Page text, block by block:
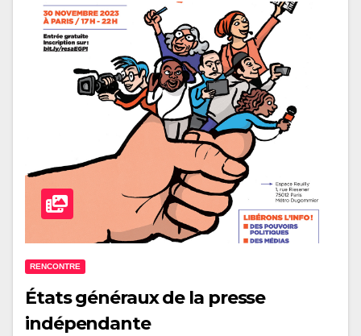
RENCONTRE
États généraux de la presse
indépendante